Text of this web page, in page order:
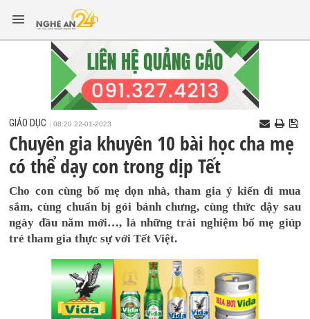
GIÁO DỤC 08:20 22-01-2023
Chuyên gia khuyên 10 bài học cha mẹ
có thể dạy con trong dịp Tết
Cho con cùng bố mẹ dọn nhà, tham gia ý kiến đi mua
sắm, cùng chuẩn bị gói bánh chưng, cùng thức dậy sau
ngày đầu năm mới…, là những trải nghiệm bố mẹ giúp
trẻ tham gia thực sự với Tết Việt.